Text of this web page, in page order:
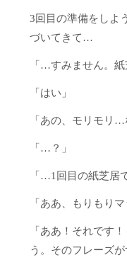
3回目の準備をしよ
づいてきて…
「…すみません。紙
「はい」
「あの、モリモリ…
「…？」
「…1回目の紙芝居
「ああ、もりもり
「ああ！それです
う。そのフレーズ